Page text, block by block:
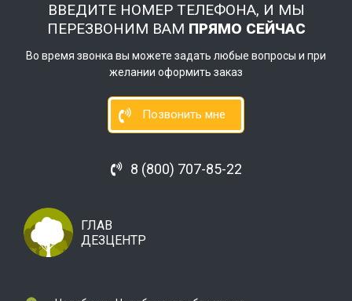
ВВЕДИТЕ НОМЕР ТЕЛЕФОНА, И МЫ
ПЕРЕЗВОНИМ ВАМ ПРЯМО СЕЙЧАС
Во время звонка вы можете задать любые вопросы и при
желании оформить заказ
Позвонить мне
8 (800) 707-85-22
ГЛАВ
ДЕЗЦЕНТР